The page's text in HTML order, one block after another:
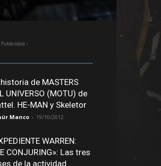
-
de MASTERS
UNIVERSO (MOTU) de
HE-MAN y Skeletor
Manco - 19/10/2012
WARREN:
CONJURING»: Las tres
de la actividad